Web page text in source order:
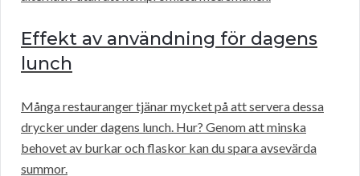
Effekt av användning för dagens
lunch
Många restauranger tjänar mycket på att servera dessa
drycker under dagens lunch. Hur? Genom att minska
behovet av burkar och flaskor kan du spara avsevärda
summor.